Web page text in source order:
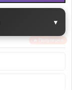
▾
🔥 Популярно